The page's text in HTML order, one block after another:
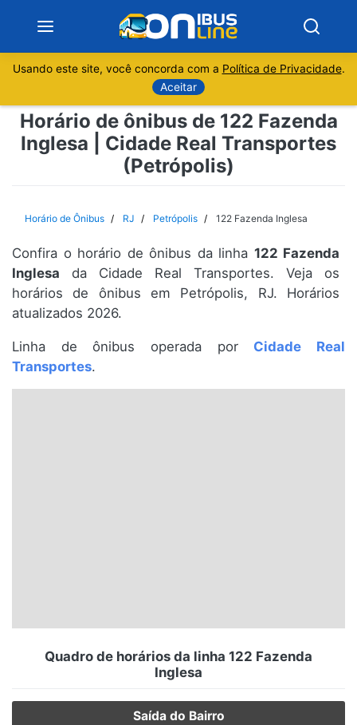
Sobre
Minas Gerais
Rio de Janeiro
Espírito Santo
Santa Catarina
Usando este site, você concorda com a Política de Privacidade.
Aceitar
Horário de ônibus de 122 Fazenda
Inglesa | Cidade Real Transportes
(Petrópolis)
Horário de Ônibus RJ Petrópolis 122 Fazenda Inglesa
Confira o horário de ônibus da linha 122 Fazenda
Inglesa da Cidade Real Transportes. Veja os
horários de ônibus em Petrópolis, RJ. Horários
atualizados 2026.
Linha de ônibus operada por Cidade Real
Transportes.
Quadro de horários da linha 122 Fazenda
Inglesa
Saída do Bairro